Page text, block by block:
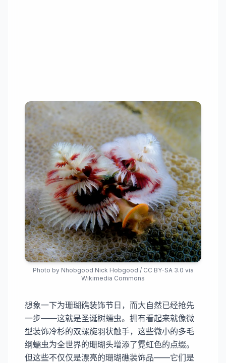
Photo by Nhobgood Nick Hobgood / CC BY-SA 3.0 via
Wikimedia Commons
想象一下为珊瑚礁装饰节日，而大自然已经抢先
一步——这就是圣诞树蠕虫。拥有看起来就像微
型装饰冷杉的双螺旋羽状触手，这些微小的多毛
纲蠕虫为全世界的珊瑚头增添了霓虹色的点缀。
但这些不仅仅是漂亮的珊瑚礁装饰品——它们是